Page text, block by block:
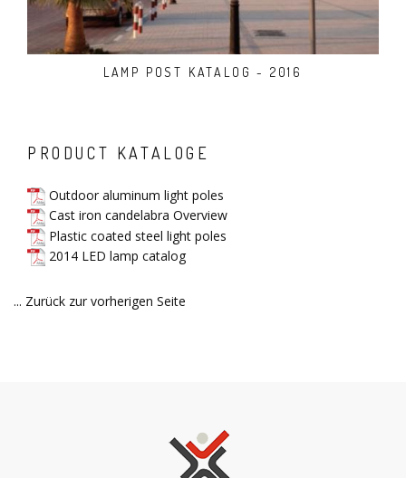
LAMP POST KATALOG - 2016
PRODUCT KATALOGE
Outdoor aluminum light poles
Cast iron candelabra Overview
Plastic coated steel light poles
2014 LED lamp catalog
... Zurück zur vorherigen Seite